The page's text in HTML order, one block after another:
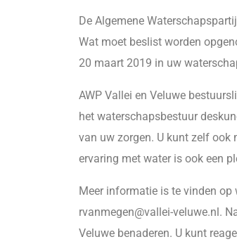
De Algemene
Wat moet beslist worden
20 maart 2019 in uw
AWP Vallei en Veluwe
het waterschapsbestuur
van uw zorgen. U kunt zelf ook
ervaring met water is ook een
Meer informatie is te vinden op
rvanmegen@vallei-veluwe.nl.
Veluwe benaderen. U kunt